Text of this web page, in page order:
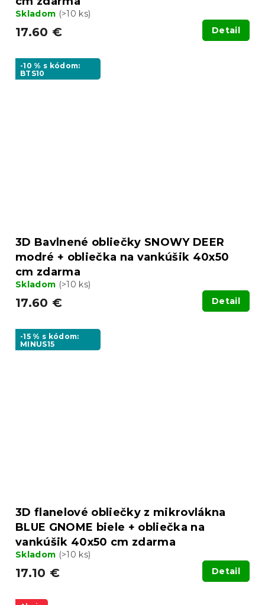
Skladom (>10 ks)
17.60 € Detail
-10 % s kódom:
BTS10
3D Bavlnené obliečky SNOWY DEER
modré + obliečka na vankúšik 40x50
cm zdarma
Skladom (>10 ks)
17.60 € Detail
-15 % s kódom:
MINUS15
3D flanelové obliečky z mikrovlákna
BLUE GNOME biele + obliečka na
vankúšik 40x50 cm zdarma
Skladom (>10 ks)
17.10 € Detail